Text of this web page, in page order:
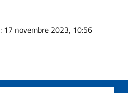
: 17 novembre 2023, 10:56